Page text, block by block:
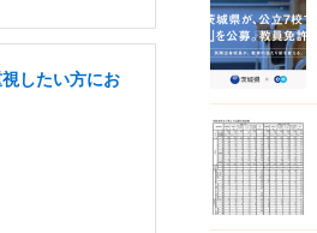
したい方にお